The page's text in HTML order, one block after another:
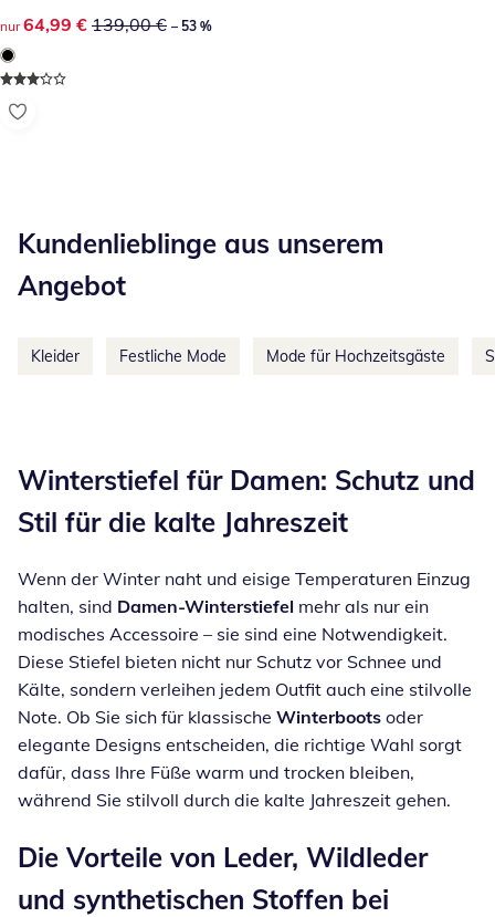
reduzierter Preis 64,99 €, vorheriger Preis: 139,00 €
nur 64,99 € 139,00 € – 53 %
Kundenlieblinge aus unserem
Angebot
Kleider Festliche Mode Mode für Hochzeitsgäste
Winterstiefel für Damen: Schutz und
Stil für die kalte Jahreszeit
Wenn der Winter naht und eisige Temperaturen Einzug
halten, sind Damen-Winterstiefel mehr als nur ein
modisches Accessoire – sie sind eine Notwendigkeit.
Diese Stiefel bieten nicht nur Schutz vor Schnee und
Kälte, sondern verleihen jedem Outfit auch eine stilvolle
Note. Ob Sie sich für klassische Winterboots oder
elegante Designs entscheiden, die richtige Wahl sorgt
dafür, dass Ihre Füße warm und trocken bleiben,
während Sie stilvoll durch die kalte Jahreszeit gehen.
Die Vorteile von Leder, Wildleder
und synthetischen Stoffen bei